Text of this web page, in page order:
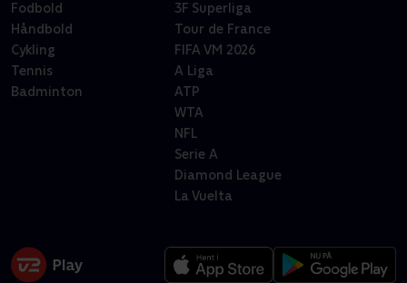
Fodbold
Håndbold
Cykling
Tennis
Badminton
3F Superliga
Tour de France
FIFA VM 2026
A Liga
ATP
WTA
NFL
Serie A
Diamond League
La Vuelta